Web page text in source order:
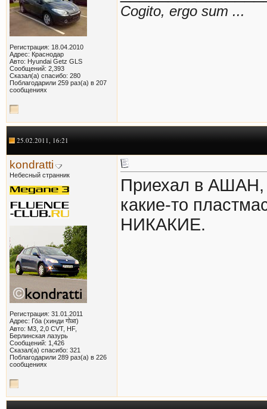
Регистрация: 18.04.2010
Адрес: Краснодар
Авто: Hyundai Getz GLS
Сообщений: 2,393
Сказал(а) спасибо: 280
Поблагодарили 259 раз(а) в 207
сообщениях
Cogito, ergo sum ...
25.02.2011, 16:21
kondratti
Небесный странник
Регистрация: 31.01.2011
Адрес: Го́а (хинди गोआ)
Авто: M3, 2,0 CVT, HF,
Берлинская лазурь
Сообщений: 1,426
Сказал(а) спасибо: 321
Поблагодарили 289 раз(а) в 226
сообщениях
Приехал в АШАН,
какие-то
НИКАКИЕ.